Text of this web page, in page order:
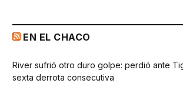
EN EL CHACO
River sufrió otro duro golpe: perdió ante
sexta derrota consecutiva